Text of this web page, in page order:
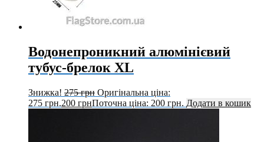
Водонепроникний алюмінієвий
тубус-брелок XL
Знижка! 275грн Оригінальна ціна:
275 грн.200 грнПоточна ціна: 200 грн. Додати в кошик